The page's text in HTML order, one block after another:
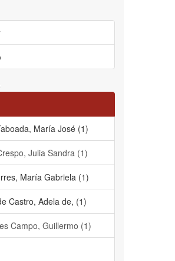
María José (1)
Julia Sandra (1)
María Gabriela (1)
Castro, Adela de, (1)
Campo, Guillermo (1)